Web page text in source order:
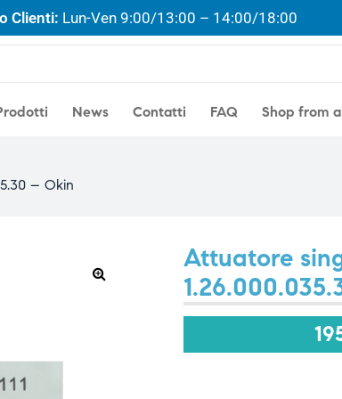
Clienti: Lun-Ven 9:00/13:00 – 14:00/18:00
News Contatti FAQ Shop from
– Okin
Attuatore